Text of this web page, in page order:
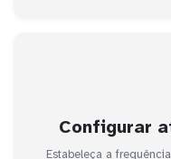
Configurar
Estabeleça a